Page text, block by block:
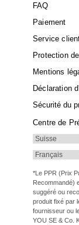
FAQ
Paiement
Service
Protection
Mentions
Déclaration
Sécurité du
Centre de
*Le PPR (Prix
Recommandé)
suggéré ou
produit fixé par
fournisseur ou
YOU SE & Co.